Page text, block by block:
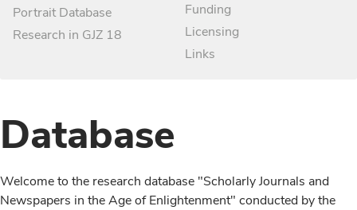
Portrait Database
Research in GJZ 18
Funding
Licensing
Links
Database
Welcome to the research database "Scholarly Journals and
Newspapers in the Age of Enlightenment" conducted by the